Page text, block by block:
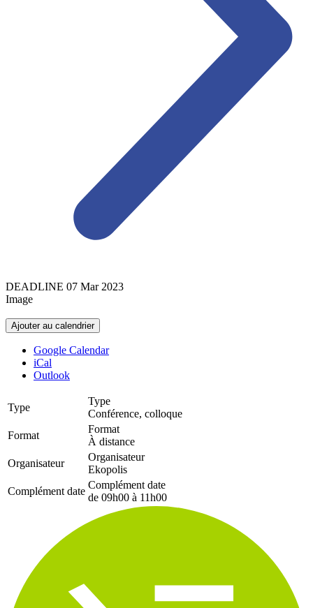
DEADLINE 07 Mar 2023
Image
Ajouter au calendrier
Google Calendar
iCal
Outlook
Type
Type
Conférence, colloque
Format
Format
À distance
Organisateur
Organisateur
Ekopolis
Complément date
Complément date
de 09h00 à 11h00